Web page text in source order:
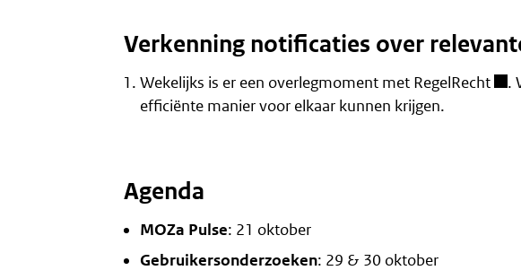
Verkenning notificaties over
Wekelijks is er een overlegmoment met RegelRecht
.
efficiënte manier voor elkaar kunnen krijgen.
Agenda
MOZa Pulse: 21 oktober
Gebruikersonderzoeken: 29 & 30 oktober